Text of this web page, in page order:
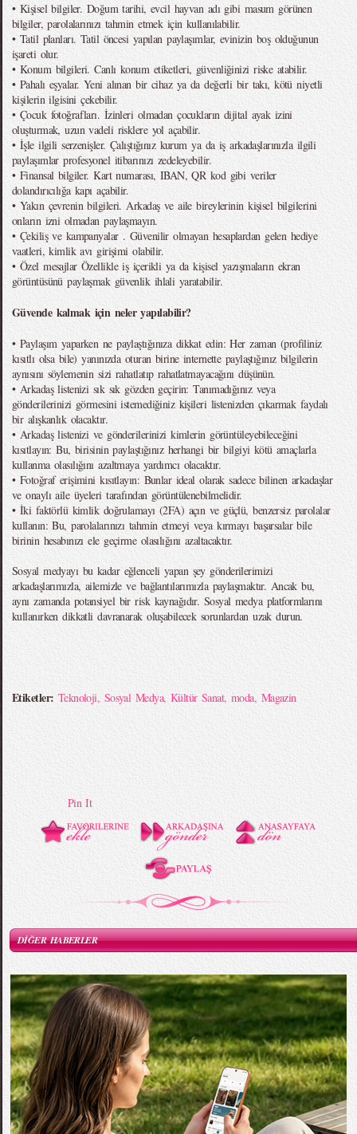
• Kişisel bilgiler. Doğum tarihi, evcil hayvan adı gibi masum görünen
bilgiler, parolalarınızı tahmin etmek için kullanılabilir.
• Tatil planları. Tatil öncesi yapılan paylaşımlar, evinizin boş olduğunun
işareti olur.
• Konum bilgileri. Canlı konum etiketleri, güvenliğinizi riske atabilir.
• Pahalı eşyalar. Yeni alınan bir cihaz ya da değerli bir takı, kötü niyetli
kişilerin ilgisini çekebilir.
• Çocuk fotoğrafları. İzinleri olmadan çocukların dijital ayak izini
oluşturmak, uzun vadeli risklere yol açabilir.
• İşle ilgili serzenişler. Çalıştığınız kurum ya da iş arkadaşlarınızla ilgili
paylaşımlar profesyonel itibarınızı zedeleyebilir.
• Finansal bilgiler. Kart numarası, IBAN, QR kod gibi veriler
dolandırıcılığa kapı açabilir.
• Yakın çevrenin bilgileri. Arkadaş ve aile bireylerinin kişisel bilgilerini
onların izni olmadan paylaşmayın.
• Çekiliş ve kampanyalar . Güvenilir olmayan hesaplardan gelen hediye
vaatleri, kimlik avı girişimi olabilir.
• Özel mesajlar Özellikle iş içerikli ya da kişisel yazışmaların ekran
görüntüsünü paylaşmak güvenlik ihlali yaratabilir.
Güvende kalmak için neler yapılabilir?
• Paylaşım yaparken ne paylaştığınıza dikkat edin: Her zaman (profiliniz
kısıtlı olsa bile) yanınızda oturan birine internette paylaştığınız bilgilerin
aynısını söylemenin sizi rahatlatıp rahatlatmayacağını düşünün.
• Arkadaş listenizi sık sık gözden geçirin: Tanımadığınız veya
gönderilerinizi görmesini istemediğiniz kişileri listenizden çıkarmak faydalı
bir alışkanlık olacaktır.
• Arkadaş listenizi ve gönderilerinizi kimlerin görüntüleyebileceğini
kısıtlayın: Bu, birisinin paylaştığınız herhangi bir bilgiyi kötü amaçlarla
kullanma olasılığını azaltmaya yardımcı olacaktır.
• Fotoğraf erişimini kısıtlayın: Bunlar ideal olarak sadece bilinen arkadaşlar
ve onaylı aile üyeleri tarafından görüntülenebilmelidir.
• İki faktörlü kimlik doğrulamayı (2FA) açın ve güçlü, benzersiz parolalar
kullanın: Bu, parolalarınızı tahmin etmeyi veya kırmayı başarsalar bile
birinin hesabınızı ele geçirme olasılığını azaltacaktır.
Sosyal medyayı bu kadar eğlenceli yapan şey gönderilerimizi
arkadaşlarımızla, ailemizle ve bağlantılarımızla paylaşmaktır. Ancak bu,
aynı zamanda potansiyel bir risk kaynağıdır. Sosyal medya platformlarını
kullanırken dikkatli davranarak oluşabilecek sorunlardan uzak durun.
Etiketler: Teknoloji, Sosyal Medya, Kültür Sanat,moda, Magazin
Pin It
DİĞER HABERLER